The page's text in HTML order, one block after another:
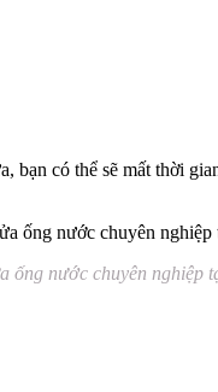
bạn có thể sẽ mất thời
ống nước chuyên nghiệp